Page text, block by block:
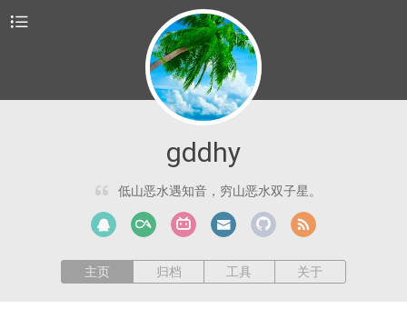
gddhy
低山恶水遇知音，穷山恶水双子星。
主页 归档 工具 关于